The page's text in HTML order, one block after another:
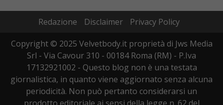
Redazione Disclaimer
Privacy Policy
Copyright © 2025 Velvetbody.it proprietà di Jws Media
Srl - Via Cavour 310 - 00184 Roma (RM) - P.Iva
17132921002 - Questo blog non è una testata
giornalistica, in quanto viene aggiornato senza alcuna
periodicità. Non può pertanto considerarsi un
prodotto editoriale ai sensi della legge n. 62 del